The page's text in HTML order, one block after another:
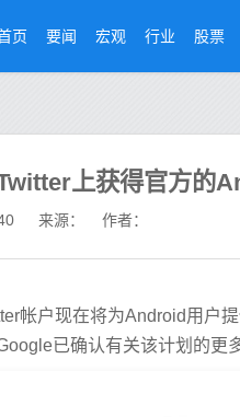
页 要闻 宏观 行业 股票
上获得官方的
来源： 作者：
帐户现在将为Android用户
已确认有关该计划的更